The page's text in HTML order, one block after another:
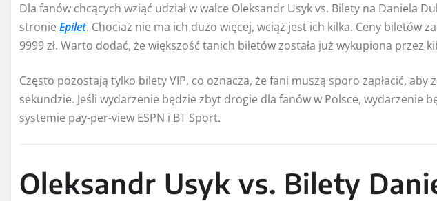
Dla fanów chcących wziąć udział w walce Oleksandr Usyk vs. Bilety na Daniela
stronie Epilet. Chociaż nie ma ich dużo więcej, wciąż jest ich kilka. Ceny biletów
9999 zł. Warto dodać, że większość tanich biletów została już wykupiona przez
Często pozostają tylko bilety VIP, co oznacza, że ​​fani muszą sporo zapłacić, aby
sekundzie. Jeśli wydarzenie będzie zbyt drogie dla fanów w Polsce, wydarzenie
systemie pay-per-view ESPN i BT Sport.
Oleksandr Usyk vs. Bilety